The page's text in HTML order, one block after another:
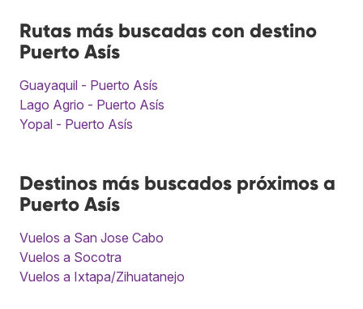
Rutas más buscadas con destino
Puerto Asís
Guayaquil - Puerto Asís
Lago Agrio - Puerto Asís
Yopal - Puerto Asís
Destinos más buscados próximos a
Puerto Asís
Vuelos a San Jose Cabo
Vuelos a Socotra
Vuelos a Ixtapa/Zihuatanejo